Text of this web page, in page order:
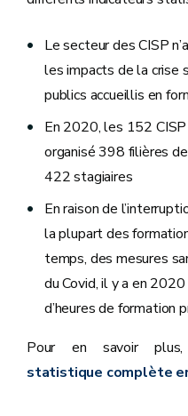
Le secteur des CISP
les impacts de la crise
publics accueillis en
En 2020, les 152
organisé 398 filières
422 stagiaires
En raison de
la plupart des
temps, des mesures
du Covid, il y a en
d’heures de formation
Pour en savoir
statistique complète